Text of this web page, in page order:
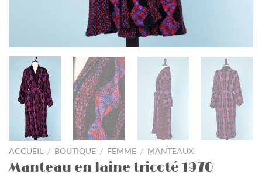
ACCUEIL / BOUTIQUE / FEMME / MANTEAUX
Manteau en laine tricoté 1970